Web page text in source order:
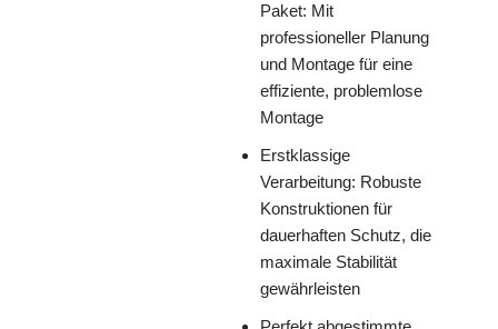
Paket: Mit
professioneller Planung
und Montage für eine
effiziente, problemlose
Montage
Erstklassige
Verarbeitung: Robuste
Konstruktionen für
dauerhaften Schutz, die
maximale Stabilität
gewährleisten